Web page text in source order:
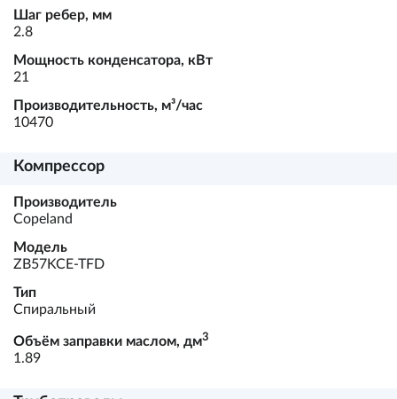
Шаг ребер, мм
2.8
Мощность конденсатора, кВт
21
Производительность, м³/час
10470
Компрессор
Производитель
Copeland
Модель
ZB57KCE-TFD
Тип
Спиральный
Объём заправки маслом, дм3
1.89